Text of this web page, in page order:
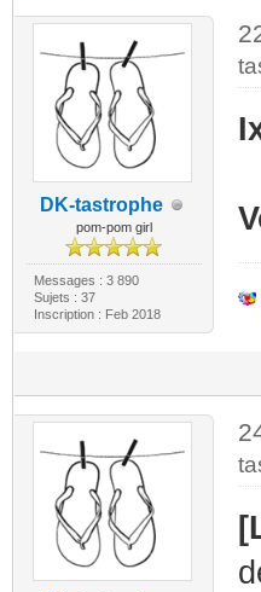
DK-tastrophe
pom-pom girl
Messages : 3 890
Sujets : 37
Inscription : Feb 2018